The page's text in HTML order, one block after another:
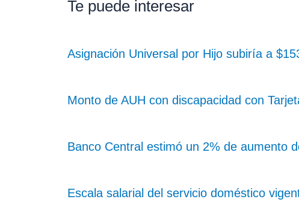
Te puede interesar
Asignación Universal por Hijo subiría a
Monto de AUH con discapacidad con
Banco Central estimó un 2% de aumento
Escala salarial del servicio doméstico